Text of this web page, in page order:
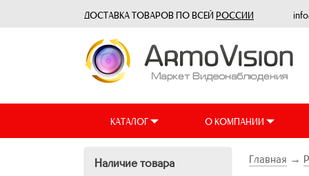
ДОСТАВКА ТОВАРОВ ПО ВСЕЙ РОССИИ
КАТАЛОГ О КОМПАНИИ
Наличие товара Главная →